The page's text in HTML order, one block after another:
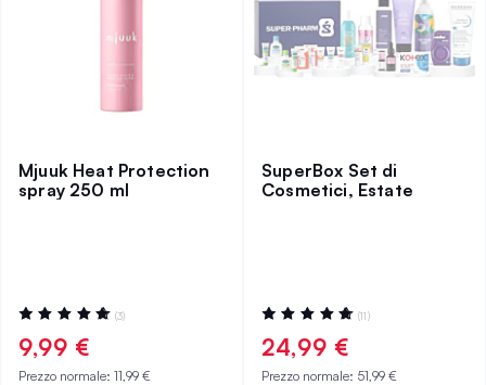
Mjuuk Heat Protection
spray 250 ml
Valutazione:
100%
(3)
9,99 €
Prezzo normale: 11,99 €
SuperBox Set di
Cosmetici, Estate
Valutazione:
96%
(11)
24,99 €
Prezzo normale: 51,99 €